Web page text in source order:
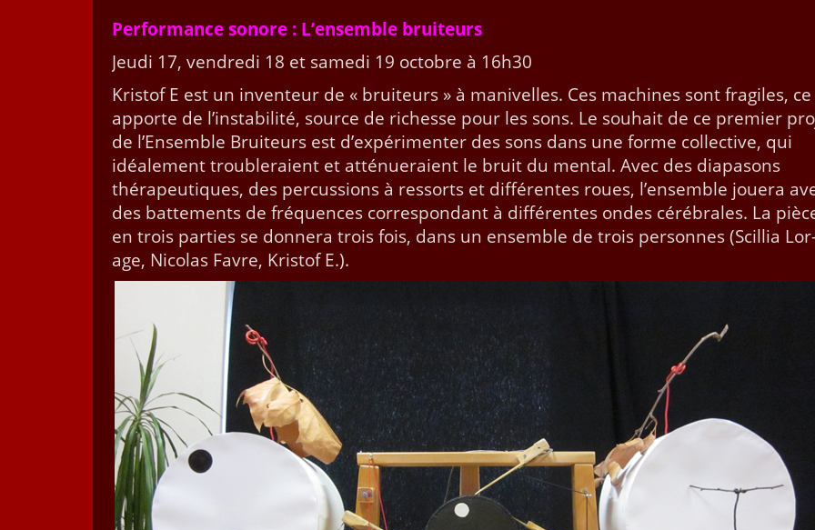
Per­for­mance sonore : L’ensemble bruiteurs
Jeu­di 17, ven­dre­di 18 et same­di 19 octo­bre à 16h30
Kristof E est un inven­teur de « brui­teurs » à maniv­elles. Ces machines sont frag­iles,
apporte de l’instabilité, source de richesse pour les sons. Le souhait de ce pre­mier
de l’Ensemble Brui­teurs est d’expérimenter des sons dans une forme col­lec­tive, qui
idéale­ment trou­bleraient et atténueraient le bruit du men­tal. Avec des dia­pa­sons
thérapeu­tiques, des per­cus­sions à ressorts et dif­férentes roues, l’ensemble jouera
des bat­te­ments de fréquences cor­re­spon­dant à dif­férentes ondes cérébrales. La
en trois par­ties se don­nera trois fois, dans un ensem­ble de trois per­son­nes (Scil­lia
age, Nico­las Favre, Kristof E.).